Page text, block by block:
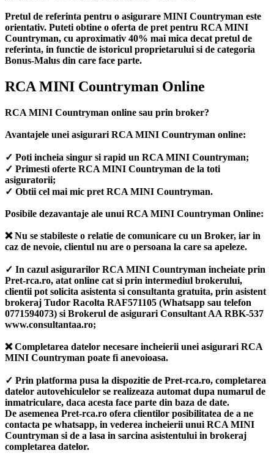
Pretul de referinta pentru o asigurare MINI Countryman este
orientativ. Puteti obtine o oferta de pret pentru RCA MINI
Countryman, cu aproximativ 40% mai mica decat pretul de
referinta, in functie de istoricul proprietarului si de categoria
Bonus-Malus din care face parte.
RCA MINI Countryman Online
RCA MINI Countryman online sau prin broker?
Avantajele unei asigurari RCA MINI Countryman online:
✓ Poti incheia singur si rapid un RCA MINI Countryman;
✓ Primesti oferte RCA MINI Countryman de la toti
asiguratorii;
✓ Obtii cel mai mic pret RCA MINI Countryman.
Posibile dezavantaje ale unui RCA MINI Countryman Online:
❌ Nu se stabileste o relatie de comunicare cu un Broker, iar in
caz de nevoie, clientul nu are o persoana la care sa apeleze.
✓ In cazul asigurarilor RCA MINI Countryman incheiate prin
Pret-rca.ro, atat online cat si prin intermediul brokerului,
clientii pot solicita asistenta si consultanta gratuita, prin asistent
brokeraj Tudor Racolta RAF571105 (Whatsapp sau telefon
0771594073) si Brokerul de asigurari Consultant AA RBK-537
www.consultantaa.ro;
❌ Completarea datelor necesare incheierii unei asigurari RCA
MINI Countryman poate fi anevoioasa.
✓ Prin platforma pusa la dispozitie de Pret-rca.ro, completarea
datelor autovehiculelor se realizeaza automat dupa numarul de
inmatriculare, daca acesta face parte din baza de date.
De asemenea Pret-rca.ro ofera clientilor posibilitatea de a ne
contacta pe whatsapp, in vederea incheierii unui RCA MINI
Countryman si de a lasa in sarcina asistentului in brokeraj
completarea datelor.